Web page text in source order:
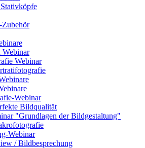
Zubehör
Webinar
Webinar
Webinar
Bildqualität
"Grundlagen der Bildgestaltung"
Webinar
/ Bildbesprechung